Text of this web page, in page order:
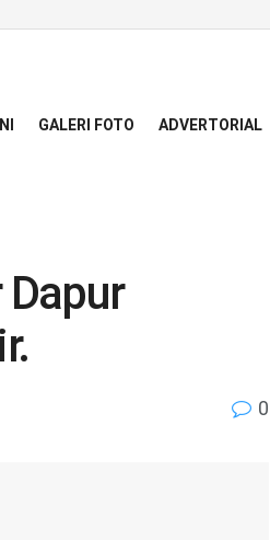
GALERI FOTO ADVERTORIAL
0